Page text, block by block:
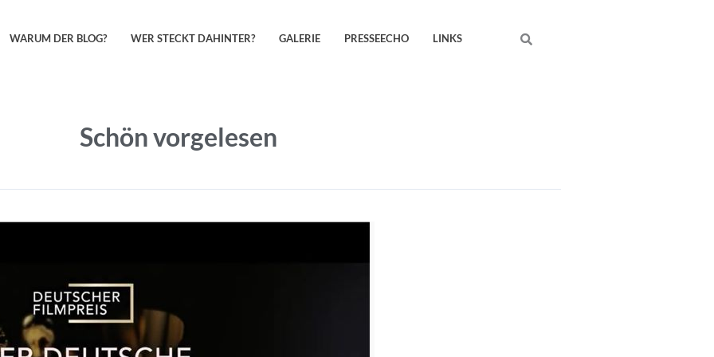
WARUM DER BLOG? WER STECKT DAHINTER? GALERIE PRESSEECHO LINKS Search
Schön vorgelesen